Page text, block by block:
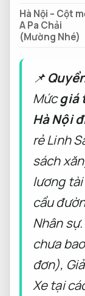
Hà Nội – Cột
A Pa Chải
(Mường Nhé)
📌
Mứcgiá
Hà Nội
rẻ Linh
sách
lương tài
cầu
Nhân sự.
chưa
đơn),
Xe tại